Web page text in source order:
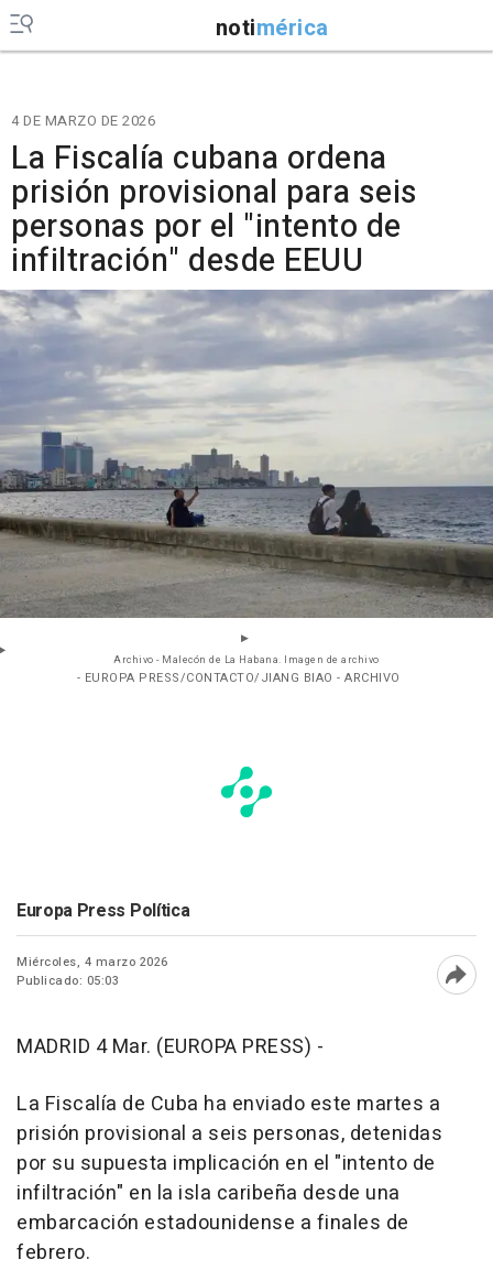
notimérica
4 DE MARZO DE 2026
La Fiscalía cubana ordena
prisión provisional para seis
personas por el "intento de
infiltración" desde EEUU
Archivo - Malecón de La Habana. Imagen de archivo
- EUROPA PRESS/CONTACTO/JIANG BIAO - ARCHIVO
Europa Press Política
Miércoles, 4 marzo 2026
Publicado: 05:03
MADRID 4 Mar. (EUROPA PRESS) -
La Fiscalía de Cuba ha enviado este martes a
prisión provisional a seis personas, detenidas
por su supuesta implicación en el "intento de
infiltración" en la isla caribeña desde una
embarcación estadounidense a finales de
febrero.